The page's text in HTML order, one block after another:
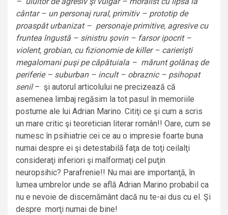
cântar – un personaj rural, primitiv – prototip de
proaspăt urbanizat – personaje primitive, agresive cu
fruntea îngustă – sinistru şovin – farsor ipocrit –
violent, grobian, cu fizionomie de killer – carierişti
megalomani puşi pe căpătuiala – mărunt golănaş de
periferie – suburban – incult – obraznic – psihopat
senil– şi autorul articolului ne precizează că
asemenea limbaj regăsim la tot pasul în memoriile
postume ale lui Adrian Marino. Citiţi ce şi cum a scris
un mare critic şi teoretician literar român!! Oare, cum se
numesc în psihiatrie cei ce au o impresie foarte buna
numai despre ei şi detestabilă faţa de toţi ceilalţi
consideraţi inferiori şi malformaţi cel puţin
neuropsihic? Parafrenie!! Nu mai are importanţă, în
lumea umbrelor unde se află Adrian Marino probabil ca
nu e nevoie de discernământ dacă nu te-ai dus cu el. Şi
despre morţi numai de bine!